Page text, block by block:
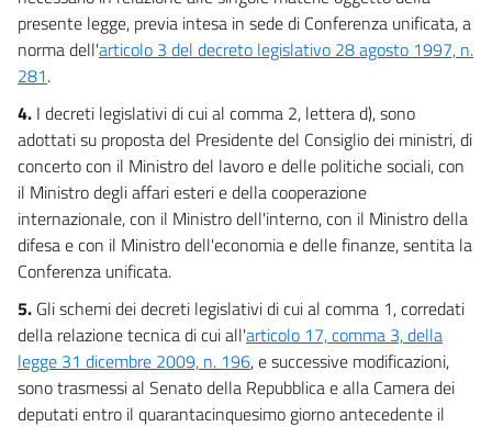
presente legge, previa intesa in sede di Conferenza unificata, a
norma dell'articolo 3 del decreto legislativo 28 agosto 1997, n.
281.
4. I decreti legislativi di cui al comma 2, lettera d), sono
adottati su proposta del Presidente del Consiglio dei ministri, di
concerto con il Ministro del lavoro e delle politiche sociali, con
il Ministro degli affari esteri e della cooperazione
internazionale, con il Ministro dell'interno, con il Ministro della
difesa e con il Ministro dell'economia e delle finanze, sentita la
Conferenza unificata.
5. Gli schemi dei decreti legislativi di cui al comma 1, corredati
della relazione tecnica di cui all'articolo 17, comma 3, della
legge 31 dicembre 2009, n. 196, e successive modificazioni,
sono trasmessi al Senato della Repubblica e alla Camera dei
deputati entro il quarantacinquesimo giorno antecedente il